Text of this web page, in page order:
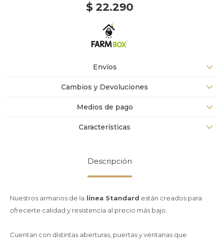
$ 22.290
Envíos
Cambios y Devoluciones
Medios de pago
Características
Descripción
Nuestros armarios de la línea Standard están creados para
ofrecerte calidad y resistencia al precio más bajo.
Cuentan con distintas aberturas, puertas y ventanas que